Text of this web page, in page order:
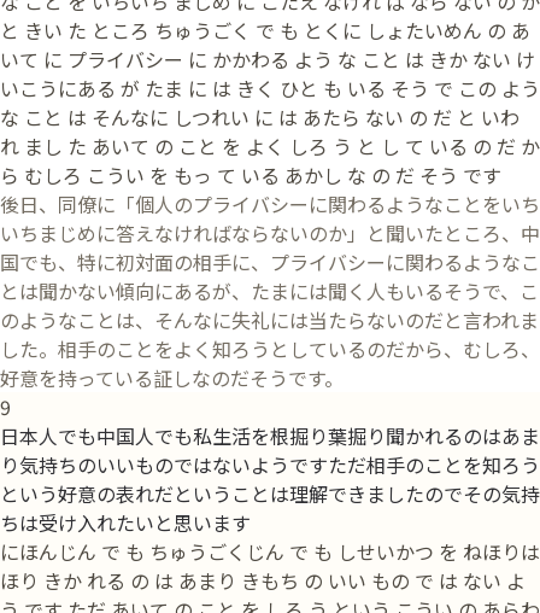
と きい た ところ ちゅうごく で も とくに しょたいめん の あ
いて に プライバシー に かかわる よう な こと は きか ない け
いこうにある が たま に は きく ひと も いる そう で この よう
な こと は そんなに しつれい に は あたら ない の だ と いわ
れ まし た あいて の こと を よく しろ う と し て いる の だ か
ら むしろ こうい を もっ て いる あかし な の だ そう です
後日、同僚に「個人のプライバシーに関わるようなことをいち
いちまじめに答えなければならないのか」と聞いたところ、中
国でも、特に初対面の相手に、プライバシーに関わるようなこ
とは聞かない傾向にあるが、たまには聞く人もいるそうで、こ
のようなことは、そんなに失礼には当たらないのだと言われま
した。相手のことをよく知ろうとしているのだから、むしろ、
好意を持っている証しなのだそうです。
9
日本人でも中国人でも私生活を根掘り葉掘り聞かれるのはあま
り気持ちのいいものではないようですただ相手のことを知ろう
という好意の表れだということは理解できましたのでその気持
ちは受け入れたいと思います
にほんじん で も ちゅうごくじん で も しせいかつ を ねほりは
ほり きか れる の は あまり きもち の いい もの で は ない よ